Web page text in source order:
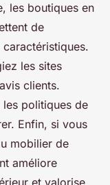
les boutiques en
de
les sites
clients.
les politiques de
Enfin, si vous
mobilier de
améliore